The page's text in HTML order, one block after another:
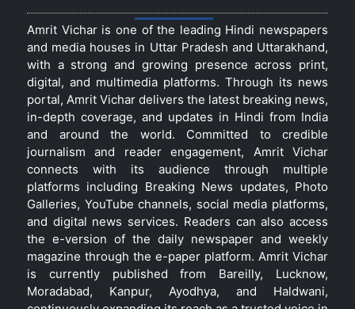
Amrit Vichar is one of the leading Hindi newspapers
and media houses in Uttar Pradesh and Uttarakhand,
with a strong and growing presence across print,
digital, and multimedia platforms. Through its news
portal, Amrit Vichar delivers the latest breaking news,
in-depth coverage, and updates in Hindi from India
and around the world. Committed to credible
journalism and reader engagement, Amrit Vichar
connects with its audience through multiple
platforms including Breaking News updates, Photo
Galleries, YouTube channels, social media platforms,
and digital news services. Readers can also access
the e-version of the daily newspaper and weekly
magazine through the e-paper platform. Amrit Vichar
is currently published from Bareilly, Lucknow,
Moradabad, Kanpur, Ayodhya, and Haldwani,